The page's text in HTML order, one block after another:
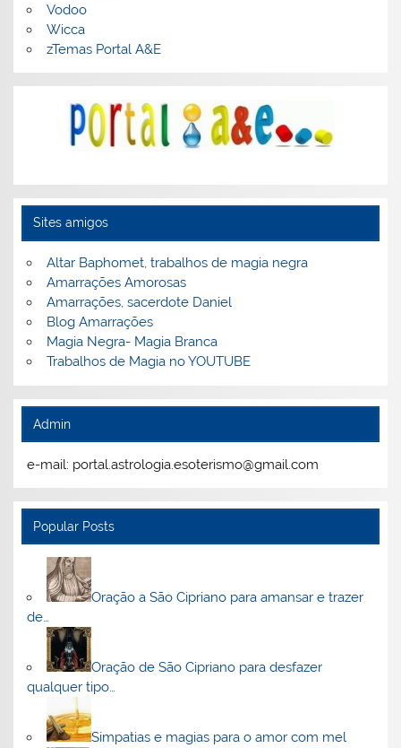
Vodoo
Wicca
zTemas Portal A&E
Sites amigos
Altar Baphomet, trabalhos de magia negra
Amarrações Amorosas
Amarrações, sacerdote Daniel
Blog Amarrações
Magia Negra- Magia Branca
Trabalhos de Magia no YOUTUBE
Admin
e-mail: portal.astrologia.esoterismo@gmail.com
Popular Posts
Oração a São Cipriano para amansar e trazer
de…
Oração de São Cipriano para desfazer
qualquer tipo…
Simpatias e magias para o amor com mel